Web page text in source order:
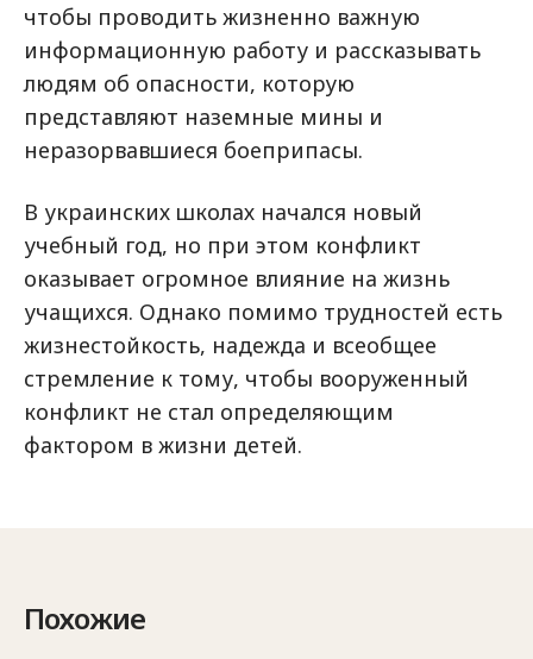
чтобы проводить жизненно важную
информационную работу и рассказывать
людям об опасности, которую
представляют наземные мины и
неразорвавшиеся боеприпасы.
В украинских школах начался новый
учебный год, но при этом конфликт
оказывает огромное влияние на жизнь
учащихся. Однако помимо трудностей есть
жизнестойкость, надежда и всеобщее
стремление к тому, чтобы вооруженный
конфликт не стал определяющим
фактором в жизни детей.
Похожие